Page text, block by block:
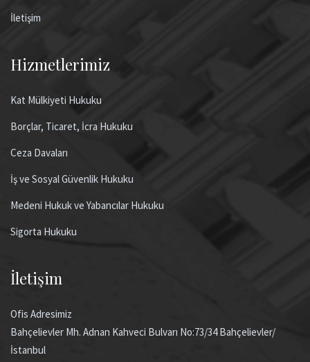
İletişim
Hizmetlerimiz
Kat Mülkiyeti Hukuku
Borçlar, Ticaret, İcra Hukuku
Ceza Davaları
İş ve Sosyal Güvenlik Hukuku
Medeni Hukuk ve Yabancılar Hukuku
Sigorta Hukuku
İletişim
Ofis Adresimiz
Bahçelievler Mh. Adnan Kahveci Bulvarı No:73/34 Bahçelievler/
İstanbul